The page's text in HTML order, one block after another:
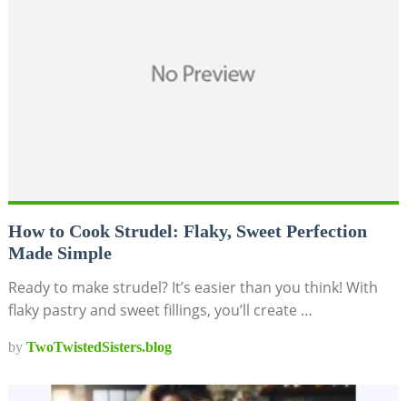
How to Cook Strudel: Flaky, Sweet Perfection
Made Simple
Ready to make strudel? It’s easier than you think! With
flaky pastry and sweet fillings, you’ll create …
by TwoTwistedSisters.blog